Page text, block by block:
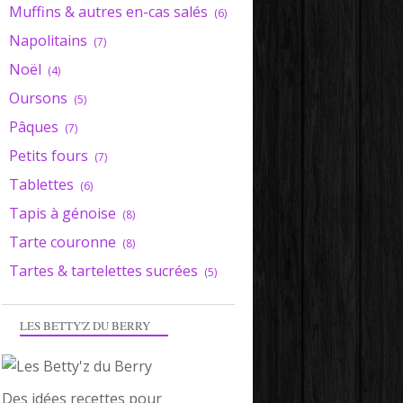
LES BETTY'Z DU BERRY
Des idées recettes pour
Muffins & autres en-cas salés (6)
Napolitains (7)
Noël (4)
Oursons (5)
Pâques (7)
Petits fours (7)
Tablettes (6)
Tapis à génoise (8)
Tarte couronne (8)
Tartes & tartelettes sucrées (5)